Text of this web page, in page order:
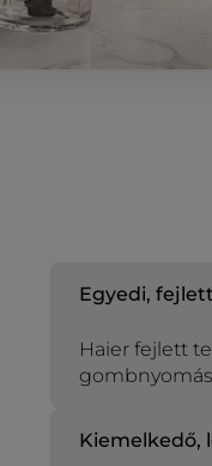
Egyedi,
Haier fejlett
Kiemelkedő,